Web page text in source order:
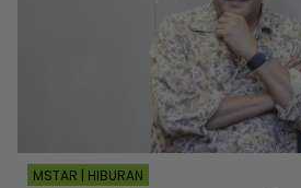
MSTAR | HIBURAN